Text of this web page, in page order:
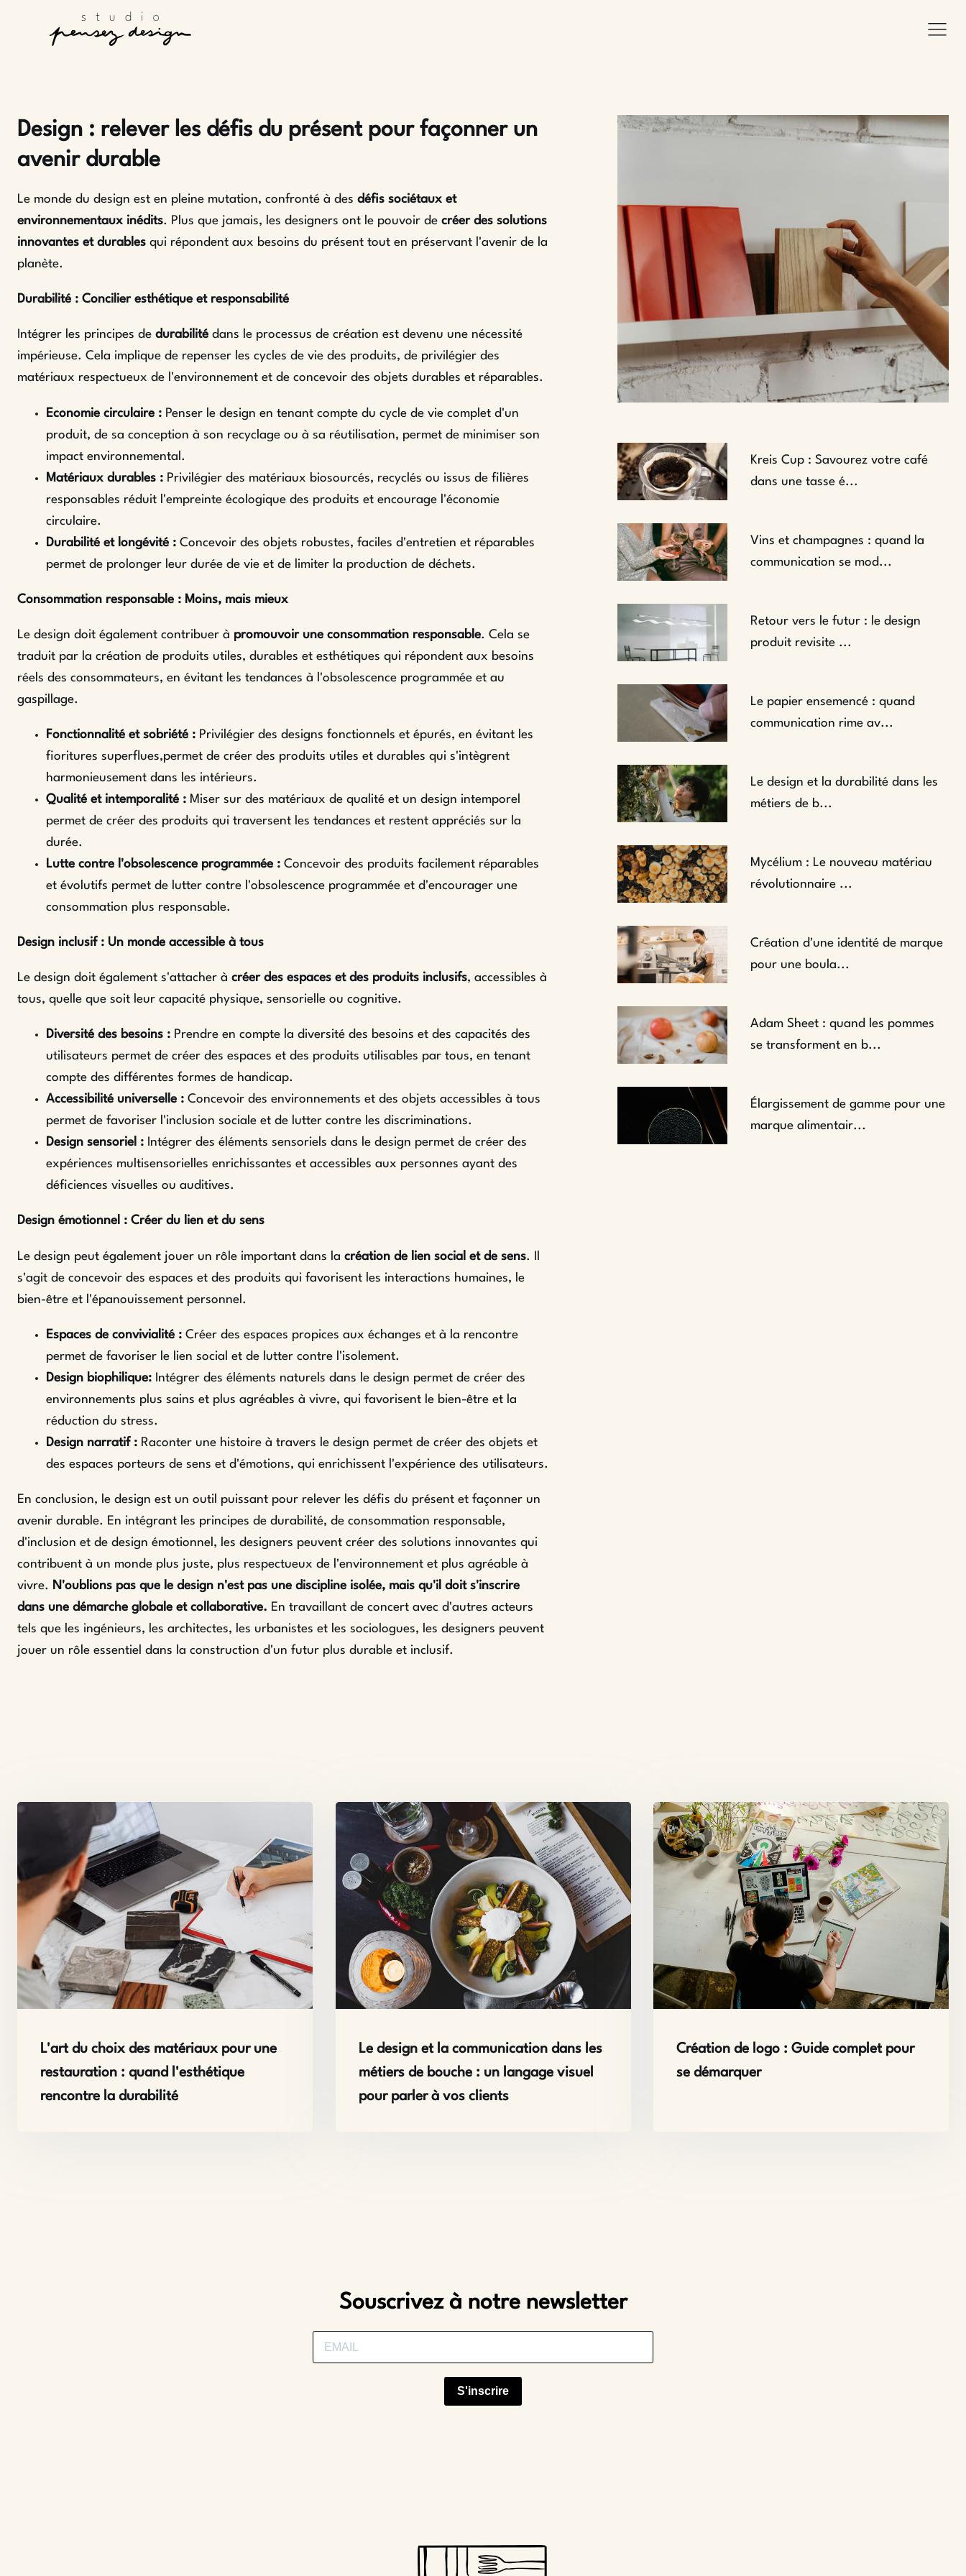
Design : relever les défis du présent pour façonner un
avenir durable
Le monde du design est en pleine mutation, confronté à des défis sociétaux et
environnementaux inédits. Plus que jamais, les designers ont le pouvoir de créer des solutions
innovantes et durables qui répondent aux besoins du présent tout en préservant l'avenir de la
planète.
Durabilité : Concilier esthétique et responsabilité
Intégrer les principes de durabilité dans le processus de création est devenu une nécessité
impérieuse. Cela implique de repenser les cycles de vie des produits, de privilégier des
matériaux respectueux de l'environnement et de concevoir des objets durables et réparables.
Economie circulaire : Penser le design en tenant compte du cycle de vie complet d'un
produit, de sa conception à son recyclage ou à sa réutilisation, permet de minimiser son
impact environnemental.
Matériaux durables : Privilégier des matériaux biosourcés, recyclés ou issus de filières
responsables réduit l'empreinte écologique des produits et encourage l'économie
circulaire.
Durabilité et longévité : Concevoir des objets robustes, faciles d'entretien et réparables
permet de prolonger leur durée de vie et de limiter la production de déchets.
Consommation responsable : Moins, mais mieux
Le design doit également contribuer à promouvoir une consommation responsable. Cela se
traduit par la création de produits utiles, durables et esthétiques qui répondent aux besoins
réels des consommateurs, en évitant les tendances à l'obsolescence programmée et au
gaspillage.
Fonctionnalité et sobriété : Privilégier des designs fonctionnels et épurés, en évitant les
fioritures superflues,permet de créer des produits utiles et durables qui s'intègrent
harmonieusement dans les intérieurs.
Qualité et intemporalité : Miser sur des matériaux de qualité et un design intemporel
permet de créer des produits qui traversent les tendances et restent appréciés sur la
durée.
Lutte contre l'obsolescence programmée : Concevoir des produits facilement réparables
et évolutifs permet de lutter contre l'obsolescence programmée et d'encourager une
consommation plus responsable.
Design inclusif : Un monde accessible à tous
Le design doit également s'attacher à créer des espaces et des produits inclusifs, accessibles à
tous, quelle que soit leur capacité physique, sensorielle ou cognitive.
Diversité des besoins : Prendre en compte la diversité des besoins et des capacités des
utilisateurs permet de créer des espaces et des produits utilisables par tous, en tenant
compte des différentes formes de handicap.
Accessibilité universelle : Concevoir des environnements et des objets accessibles à tous
permet de favoriser l'inclusion sociale et de lutter contre les discriminations.
Design sensoriel : Intégrer des éléments sensoriels dans le design permet de créer des
expériences multisensorielles enrichissantes et accessibles aux personnes ayant des
déficiences visuelles ou auditives.
Design émotionnel : Créer du lien et du sens
Le design peut également jouer un rôle important dans la création de lien social et de sens. Il
s'agit de concevoir des espaces et des produits qui favorisent les interactions humaines, le
bien-être et l'épanouissement personnel.
Espaces de convivialité : Créer des espaces propices aux échanges et à la rencontre
permet de favoriser le lien social et de lutter contre l'isolement.
Design biophilique: Intégrer des éléments naturels dans le design permet de créer des
environnements plus sains et plus agréables à vivre, qui favorisent le bien-être et la
réduction du stress.
Design narratif : Raconter une histoire à travers le design permet de créer des objets et
des espaces porteurs de sens et d'émotions, qui enrichissent l'expérience des utilisateurs.
En conclusion, le design est un outil puissant pour relever les défis du présent et façonner un
avenir durable. En intégrant les principes de durabilité, de consommation responsable,
d'inclusion et de design émotionnel, les designers peuvent créer des solutions innovantes qui
contribuent à un monde plus juste, plus respectueux de l'environnement et plus agréable à
vivre. N'oublions pas que le design n'est pas une discipline isolée, mais qu'il doit s'inscrire
dans une démarche globale et collaborative. En travaillant de concert avec d'autres acteurs
tels que les ingénieurs, les architectes, les urbanistes et les sociologues, les designers peuvent
jouer un rôle essentiel dans la construction d'un futur plus durable et inclusif.
Kreis Cup : Savourez votre café
dans une tasse é...
Vins et champagnes : quand la
communication se mod...
Retour vers le futur : le design
produit revisite ...
Le papier ensemencé : quand
communication rime av...
Le design et la durabilité dans les
métiers de b...
Mycélium : Le nouveau matériau
révolutionnaire ...
Création d'une identité de marque
pour une boula...
Adam Sheet : quand les pommes
se transforment en b...
Élargissement de gamme pour une
marque alimentair...
L'art du choix des matériaux pour une
restauration : quand l'esthétique
rencontre la durabilité
Le design et la communication dans les
métiers de bouche : un langage visuel
pour parler à vos clients
Création de logo : Guide complet pour
se démarquer
Souscrivez à notre newsletter
S'inscrire